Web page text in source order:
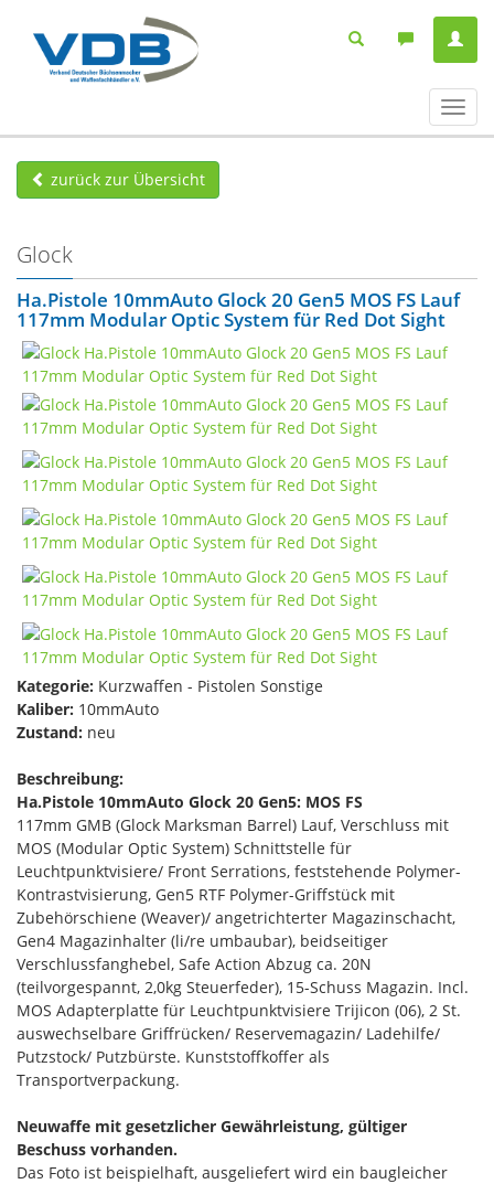
ein-/
zurück zur Übersicht
Glock
Ha.Pistole 10mmAuto Glock 20 Gen5 MOS FS Lauf
117mm Modular Optic System für Red Dot Sight
Kategorie: Kurzwaffen - Pistolen Sonstige
Kaliber: 10mmAuto
Zustand: neu
Beschreibung:
Ha.Pistole 10mmAuto Glock 20 Gen5: MOS FS
117mm GMB (Glock Marksman Barrel) Lauf, Verschluss mit
MOS (Modular Optic System) Schnittstelle für
Leuchtpunktvisiere/ Front Serrations, feststehende Polymer-
Kontrastvisierung, Gen5 RTF Polymer-Griffstück mit
Zubehörschiene (Weaver)/ angetrichterter Magazinschacht,
Gen4 Magazinhalter (li/re umbaubar), beidseitiger
Verschlussfanghebel, Safe Action Abzug ca. 20N
(teilvorgespannt, 2,0kg Steuerfeder), 15-Schuss Magazin. Incl.
MOS Adapterplatte für Leuchtpunktvisiere Trijicon (06), 2 St.
auswechselbare Griffrücken/ Reservemagazin/ Ladehilfe/
Putzstock/ Putzbürste. Kunststoffkoffer als
Transportverpackung.
Neuwaffe mit gesetzlicher Gewährleistung, gültiger
Beschuss vorhanden.
Das Foto ist beispielhaft, ausgeliefert wird ein baugleicher